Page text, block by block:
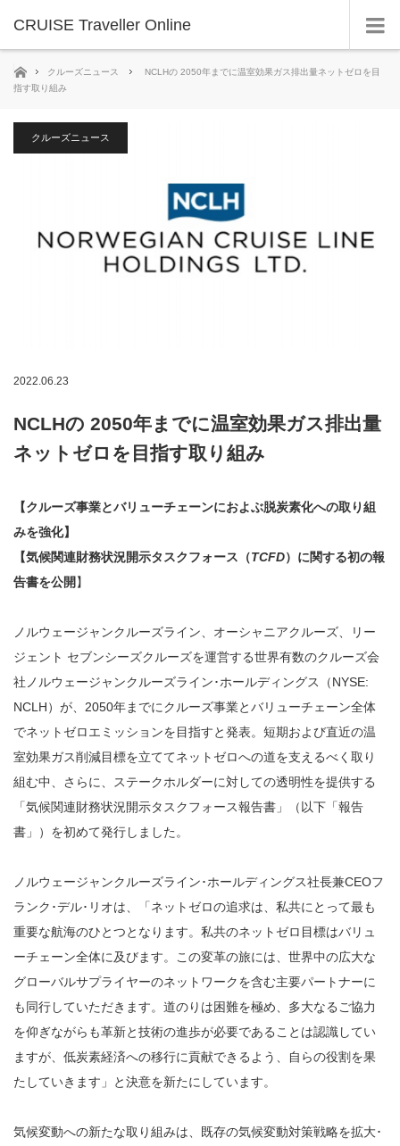
CRUISE Traveller Online
ホームクルーズニュース
NCLHの 2050年までに温室効果ガス排出量ネットゼロを目
指す取り組み
クルーズニュース
2022.06.23
NCLHの 2050年までに温室効果ガス排出量
ネットゼロを目指す取り組み
【クルーズ事業とバリューチェーンにおよぶ脱炭素化への取り組
みを強化】
【気候関連財務状況開示タスクフォース（TCFD）に関する初の報
告書を公開 】
ノルウェージャンクルーズライン、オーシャニアクルーズ、リー
ジェント セブンシーズクルーズを運営する世界有数のクルーズ会
社ノルウェージャンクルーズライン･ホールディングス（NYSE:
NCLH）が、2050年までにクルーズ事業とバリューチェーン全体
でネットゼロエミッションを目指すと発表。短期および直近の温
室効果ガス削減目標を立ててネットゼロへの道を支えるべく取り
組む中、さらに、ステークホルダーに対しての透明性を提供する
「気候関連財務状況開示タスクフォース報告書」（以下「報告
書」）を初めて発行しました。
ノルウェージャンクルーズライン･ホールディングス社長兼CEOフ
ランク･デル･リオは、「ネットゼロの追求は、私共にとって最も
重要な航海のひとつとなります。私共のネットゼロ目標はバリュ
ーチェーン全体に及びます。この変革の旅には、世界中の広大な
グローバルサプライヤーのネットワークを含む主要パートナーに
も同行していただきます。道のりは困難を極め、多大なるご協力
を仰ぎながらも革新と技術の進歩が必要であることは認識してい
ますが、低炭素経済への移行に貢献できるよう、自らの役割を果
たしていきます」と決意を新たにしています。
気候変動への新たな取り組みは、既存の気候変動対策戦略を拡大･